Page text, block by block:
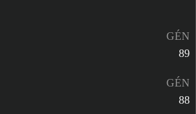
GÉN
89
GÉN
88